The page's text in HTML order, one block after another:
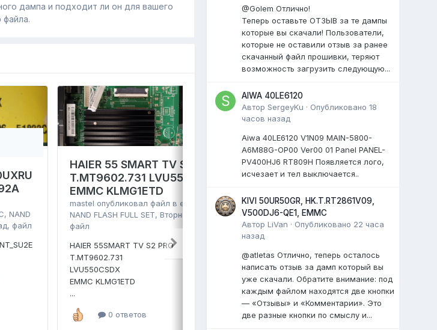
дампa и подходит ли он для вашего
файла.
NAND
, файл
HAIER 55 SMART TV S2 PRO,
T.MT9602.731 LVU550CSDX
EMMC KLMG1ETD
mastel опубликовал файл в eMMC,
NAND FLASH FULL SET,Вторник в 06:57,
файл
HAIER 55SMART TV S2 PRO
T.MT9602.731
LVU550CSDX
EMMC KLMG1ETD
...
0 ответов
GAZER TV49-US2G,
HV490QUB, eMMC Toshiba
016G30 16GB, полный дамп
kmmопубликовал файл вeMMC, NAND
FLASH FULL SET
TV GAZER EMMC Dump
TV GAZER TV49-US2G
шасси: HK.T.RT2861V09
матрица: HV490QUB
...
@Golem Отлично!
Теперь оставьте ОТЗЫВ за те дампы
которые вы скачали! Пользователи,
которые не оставили отзыв за ранее
скачанный файл прошивки, теряют
возможность загрузить следующую...
AIWA 40LE6120
АвторSergeyKu · Опубликовано18
часов назад
Aiwa 40LE6120 V1N09 MAIN-5800-
A6M88G-OP00 Ver00 01 Panel PANEL-
PV400HJ6 RT809H Появляется лого,
исчезает и тел выключается..
KIVI 50UR50GR, HK.T.RT2861V09,
V500DJ6-QE1, EMMC
АвторLiVan · Опубликовано 22 часа
назад
@atletas Отлично, теперь осталось
написать отзыв за дамп который вы
уже скачали. Обратите внимание: под
каждым файлом находятся две кнопки
— «Отзывы» и «Комментарии». Это
две разные кнопки по смыслу и...